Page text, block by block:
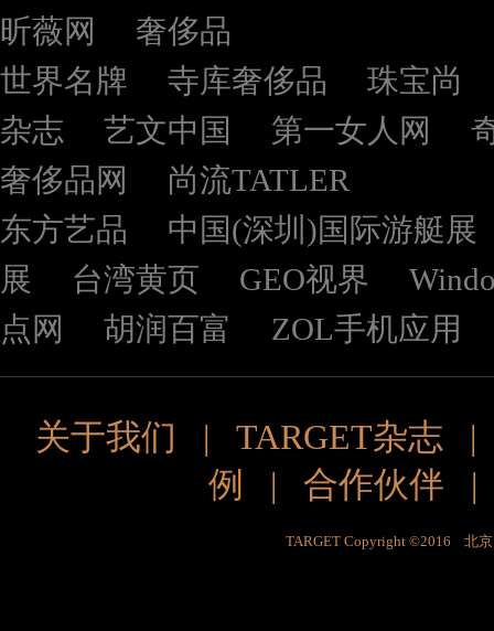
昕薇网
奢侈品
世界名牌
寺库奢侈品
珠宝尚
杂志
艺文中国 第一女人网
奢侈品网
尚流TATLER
东方艺品
中国(深圳)国际游艇展
展
台湾黄页 GEO视界
点网
胡润百富 ZOL手机应用
关于我们 | TARGET杂志
例
| 合作伙伴
TARGET Copyright ©2016 北